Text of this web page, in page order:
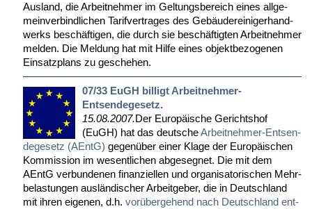
Aus­land, die Ar­beit­neh­mer im Gel­tungs­be­reich ei­nes all­ge­
mein­ver­bind­li­chen Ta­rif­ver­tra­ges des Ge­bäu­de­rei­ni­ger­hand­
werks be­schäf­ti­gen, die durch sie be­schäf­tig­ten Ar­beit­neh­mer
mel­den. Die Mel­dung hat mit Hil­fe ei­nes ob­jekt­be­zo­ge­nen
Ein­satz­plans zu ge­sche­hen.
07/33 EuGH billigt Arbeitnehmer-
Entsendegesetz.
15.08.2007.Der Eu­ro­päi­sche Ge­richts­hof
(EuGH) hat das deut­scheAr­beit­neh­mer-Ent­sen­
de­ge­setz (AEntG) ge­gen­über ei­ner Kla­ge der Eu­ro­päi­schen
Kom­mis­si­on im we­sent­li­chen ab­ge­seg­net. Die mit dem
AEntG ver­bun­de­nen fi­nan­zi­el­len und or­ga­ni­sa­to­ri­schen Mehr­
be­las­tun­gen aus­län­di­scher Ar­beit­ge­ber, die in Deutsch­land
mit ih­ren ei­ge­nen, d.h. vor­über­ge­hend nach Deutsch­land ent­